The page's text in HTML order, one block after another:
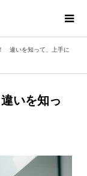
違いを知って、上手に
いを知っ